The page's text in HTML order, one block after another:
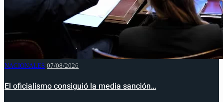
NACIONALES 07/08/2026
El oficialismo consiguió la media sanción…